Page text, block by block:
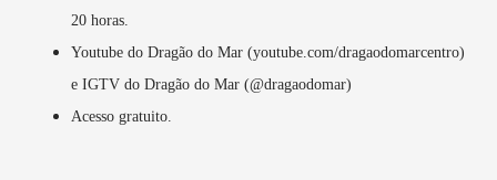
20 horas.
Youtube do Dragão do Mar (youtube.com/dragaodomarcentro)
e IGTV do Dragão do Mar (@dragaodomar)
Acesso gratuito.